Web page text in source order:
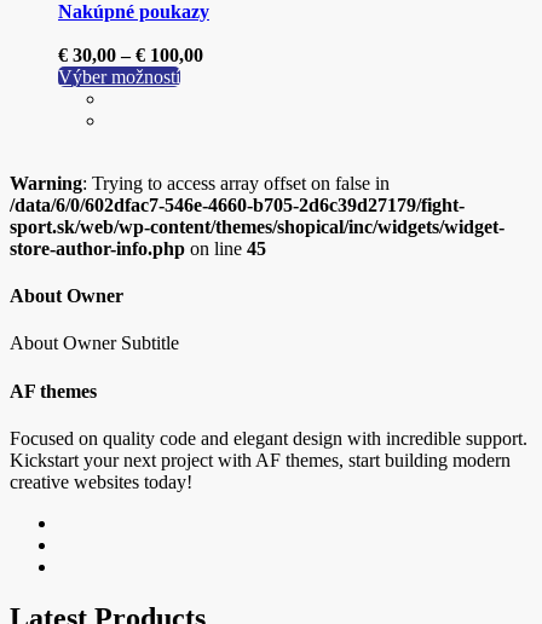
Nakúpné poukazy
€ 30,00 – € 100,00Price
Výber možnostíTento
Možnosti
si
môžete
vybrať
Warning: Trying to access array offset on false in
/data/6/0/602dfac7-546e-4660-b705-2d6c39d27179/fight-
sport.sk/web/wp-content/themes/shopical/inc/widgets/widget-
store-author-info.php on line 45
About Owner
About Owner Subtitle
AF themes
Focused on quality code and elegant design with incredible support.
Kickstart your next project with AF themes, start building modern
creative websites today!